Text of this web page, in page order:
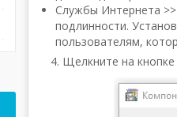
Службы Интернета
подлинности.
пользователям,
4. Щелкните на кнопке